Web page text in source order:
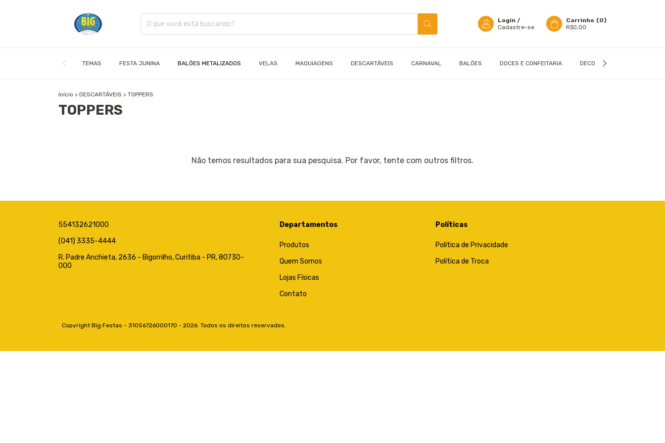
Login /
Cadastre-se
Carrinho (0)
R$0,00
TEMAS FESTA JUNINA BALÕES METALIZADOS VELAS MAQUIAGENS DESCARTÁVEIS CARNAVAL BALÕES DOCES E CONFEITARIA DECORAÇÃO
Início > DESCARTÁVEIS > TOPPERS
TOPPERS
Não temos resultados para sua pesquisa. Por favor, tente com outros filtros.
554132621000
(041) 3335-4444
R. Padre Anchieta, 2636 - Bigorrilho, Curitiba - PR, 80730-
000
Departamentos
Produtos
Quem Somos
Lojas Físicas
Contato
Políticas
Política de Privacidade
Política de Troca
Copyright Big Festas - 31056726000170 - 2026. Todos os direitos reservados.